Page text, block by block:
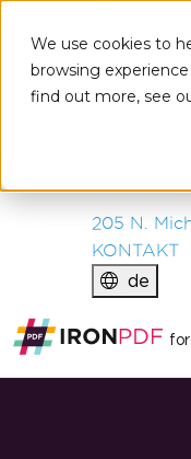
We use cookies to
browsing
find out more, see
IRON
205 N.
KONTAKT
de
for